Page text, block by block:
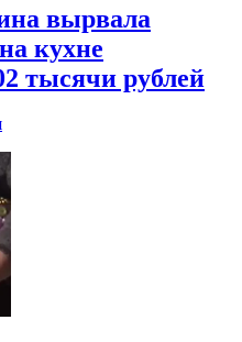
вырвала
кухне
тысячи рублей